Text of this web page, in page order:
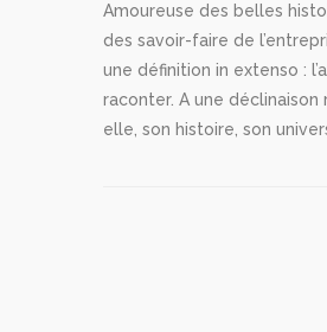
Amoureuse des belles
des savoir-faire de
une définition in extenso :
raconter. A une déclinaison
elle, son histoire, son